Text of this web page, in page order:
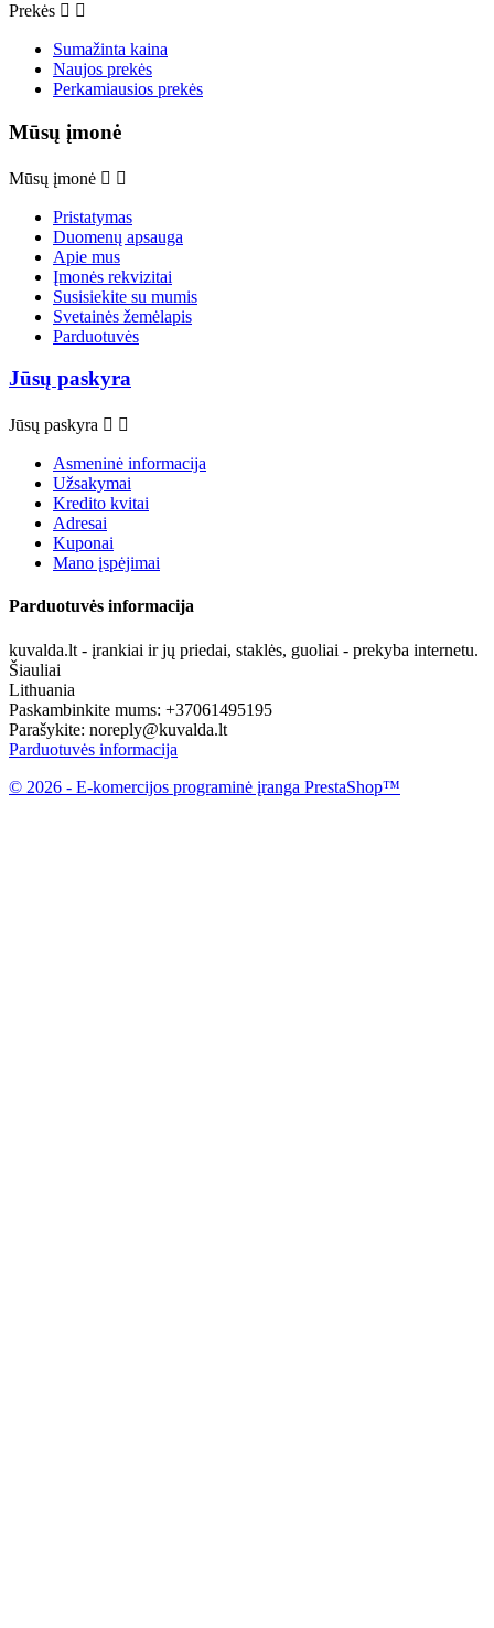
Prekės  
Sumažinta kaina
Naujos prekės
Perkamiausios prekės
Mūsų įmonė
Mūsų įmonė  
Pristatymas
Duomenų apsauga
Apie mus
Įmonės rekvizitai
Susisiekite su mumis
Svetainės žemėlapis
Parduotuvės
Jūsų paskyra
Jūsų paskyra  
Asmeninė informacija
Užsakymai
Kredito kvitai
Adresai
Kuponai
Mano įspėjimai
Parduotuvės informacija
kuvalda.lt - įrankiai ir jų priedai, staklės, guoliai - prekyba internetu.
Šiauliai
Lithuania
Paskambinkite mums: +37061495195
Parašykite: noreply@kuvalda.lt
Parduotuvės informacija
© 2026 - E-komercijos programinė įranga PrestaShop™